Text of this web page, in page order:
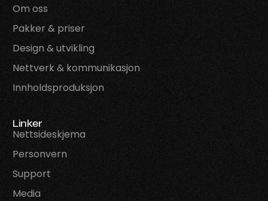
Om oss
Pakker & priser
Design & utvikling
Nettverk & kommunikasjon
Innholdsproduksjon
Linker
Nettsideskjema
Personvern
Support
Media